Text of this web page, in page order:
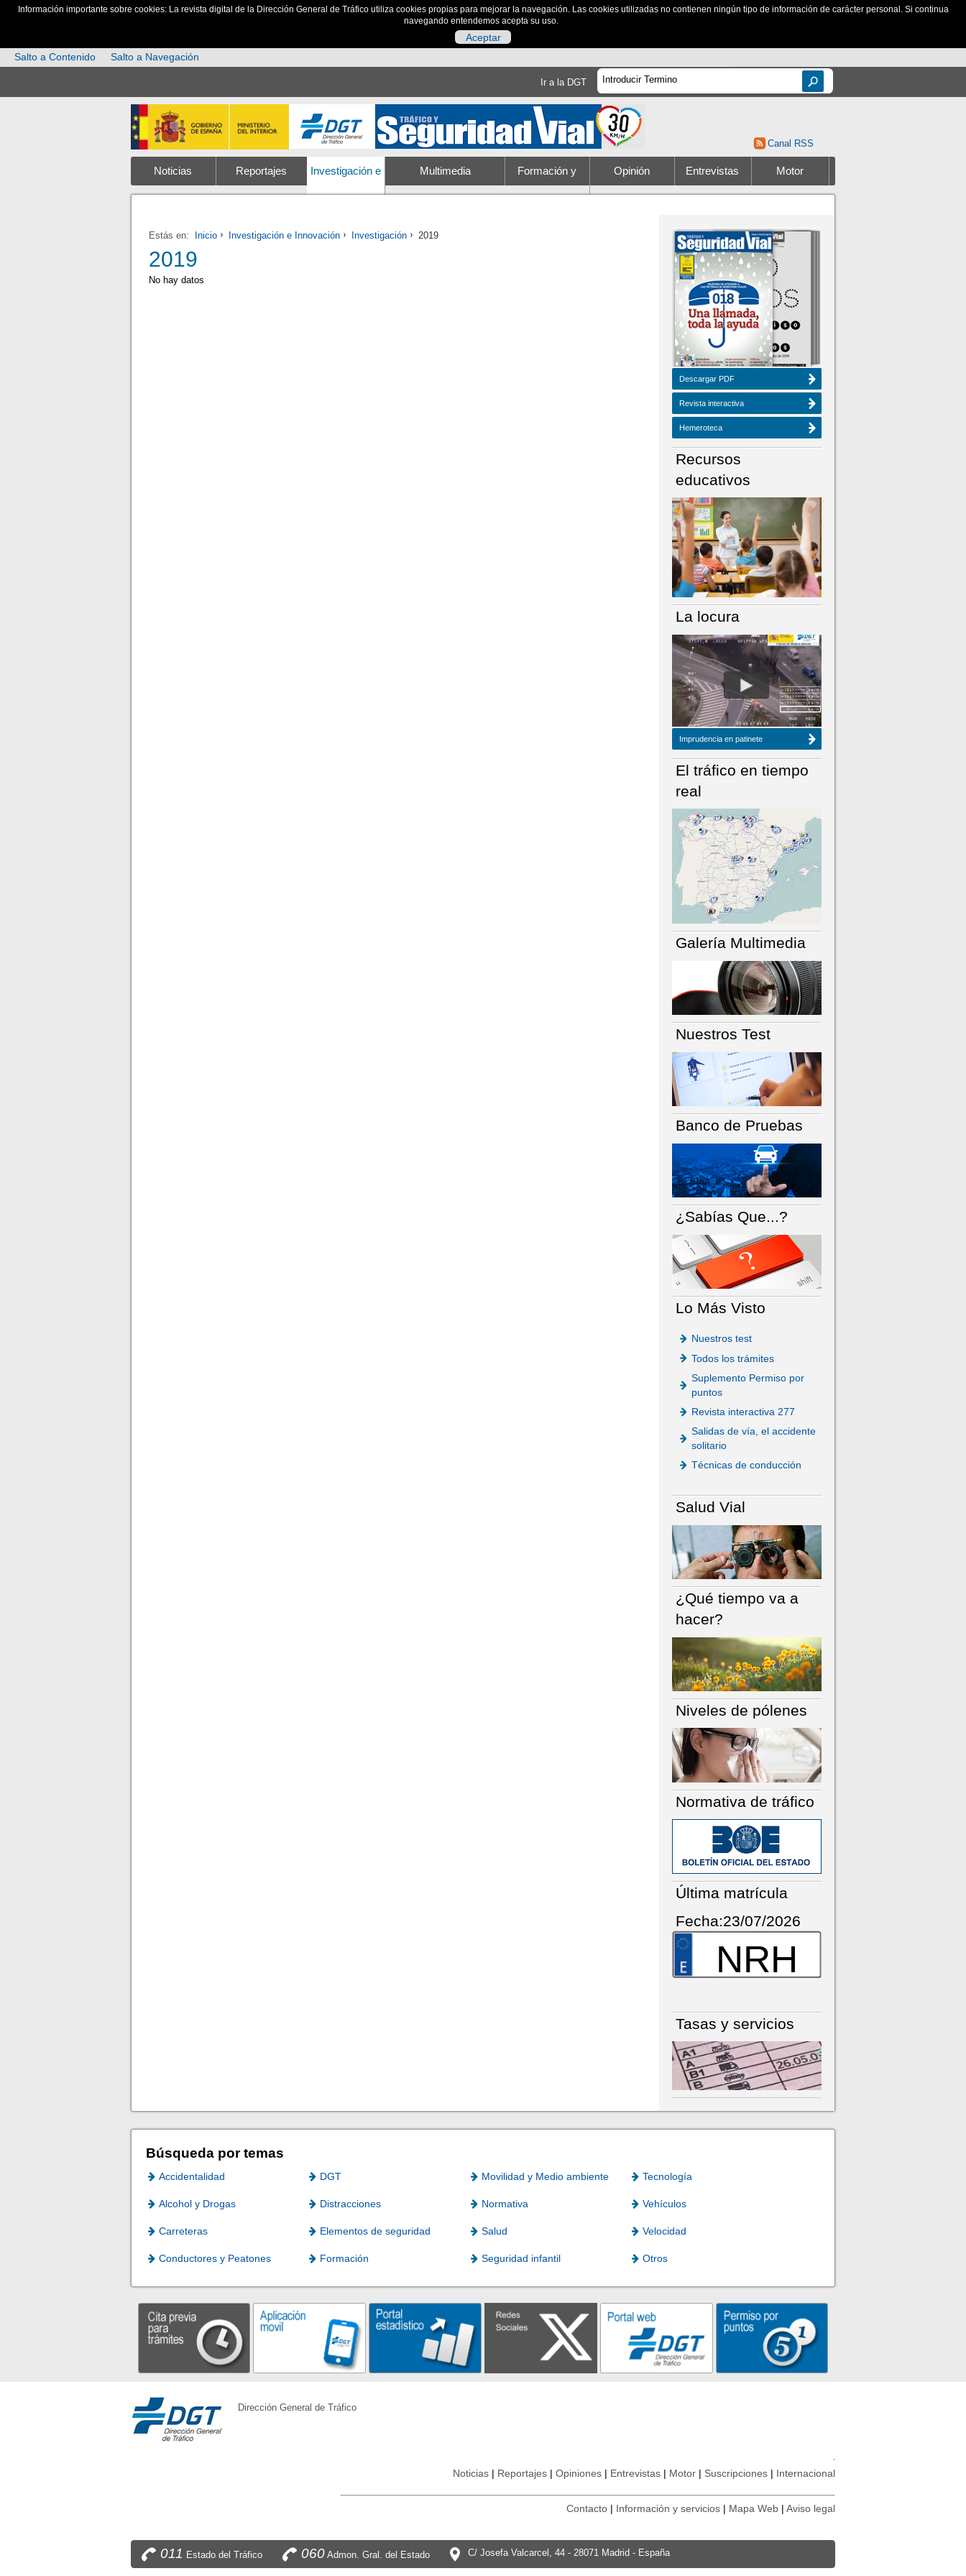
Información importante sobre cookies: La revista digital de la Dirección General de Tráfico utiliza cookies propias para mejorar la navegación. Las cookies utilizadas no contienen ningún tipo de información de carácter personal. Si continua
navegando entendemos acepta su uso.
Aceptar
Salto a Contenido
Salto a Navegación
Ir a la DGT
Canal RSS
Noticias Reportajes Investigación e Multimedia Formación y Opinión Entrevistas Motor
Estás en: Inicio Investigación e Innovación Investigación 2019
2019
No hay datos
NÚMERO ACTUAL HEMEROTECA
Descargar PDF
Revista interactiva
Hemeroteca
Recursos
educativos
La locura
Imprudencia en patinete
El tráfico en tiempo
real
Galería Multimedia
Nuestros Test
Banco de Pruebas
¿Sabías Que...?
Lo Más Visto
Nuestros test
Todos los trámites
Suplemento Permiso por
puntos
Revista interactiva 277
Salidas de vía, el accidente
solitario
Técnicas de conducción
Salud Vial
¿Qué tiempo va a
hacer?
Niveles de pólenes
Normativa de tráfico
Última matrícula
Fecha:23/07/2026
NRH
Tasas y servicios
Búsqueda por temas
Accidentalidad DGT Movilidad y Medio ambiente Tecnología
Alcohol y Drogas Distracciones Normativa Vehículos
Carreteras Elementos de seguridad Salud Velocidad
Conductores y Peatones Formación Seguridad infantil Otros
Dirección General de Tráfico
Noticias Reportajes Opiniones Entrevistas Motor Suscripciones Internacional
Contacto Información y servicios Mapa Web Aviso legal
011 Estado del Tráfico 060Admon. Gral. del Estado C/ Josefa Valcarcel, 44 - 28071 Madrid - España